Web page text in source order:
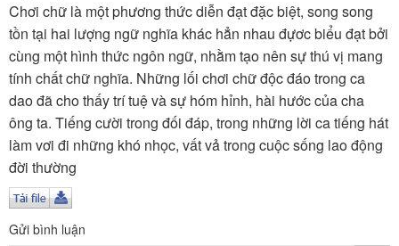
Sân khấu
Thiếu nhi
Kết nối VOV6
TÌM KIẾM
Vận hành bởi QI Corp
Chơi chữ là một phương thức diễn đạt đặc biệt, song song
tồn tại hai lượng ngữ nghĩa khác hẳn nhau đựơc biểu đạt bởi
cùng một hình thức ngôn ngữ, nhằm tạo nên sự thú vị mang
tính chất chữ nghĩa. Những lối chơi chữ độc đáo trong ca
dao đã cho thấy trí tuệ và sự hóm hỉnh, hài hước của cha
ông ta. Tiếng cười trong đối đáp, trong những lời ca tiếng hát
làm vơi đi những khó nhọc, vất vả trong cuộc sống lao động
đời thường
Gửi bình luận